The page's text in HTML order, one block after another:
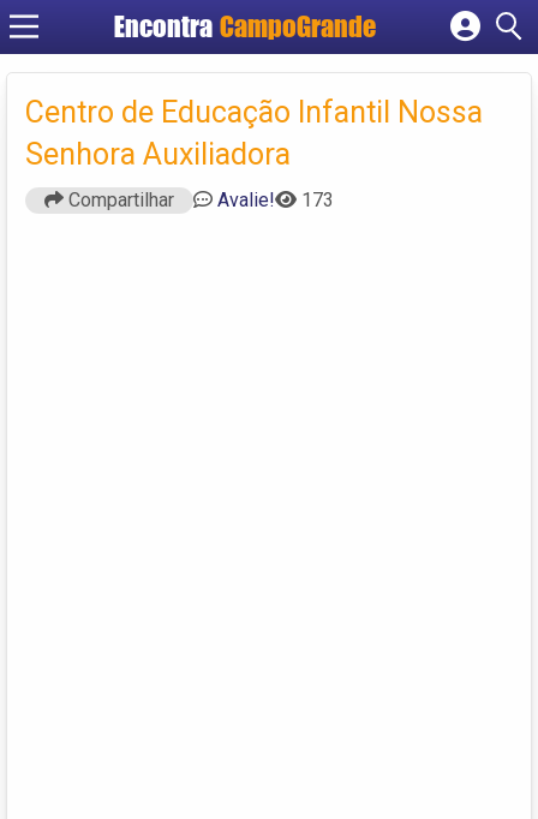
Encontra CampoGrande
Cadastrar empresa
Fazer login
Criar conta
Centro de Educação Infantil Nossa
Senhora Auxiliadora
Compartilhar Avalie! 173